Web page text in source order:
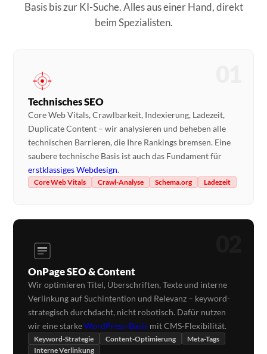
Basis bis zur KI-Suche. Alles aus einer Hand, direkt
beim Spezialisten.
Technisches SEO
Core Web Vitals, Crawlbarkeit, Indexierung, Ladezeit,
Duplicate Content – wir analysieren und beheben alle
technischen Barrieren, die Ihre Rankings bremsen. Eine
saubere technische Basis ist auch das Fundament für
erstklassiges Webdesign.
Core Web Vitals Crawl-Analyse Schema.org Ladezeit
OnPage SEO & Content
Wir optimieren Titel, Überschriften, Texte und interne
Verlinkung auf Suchintention und Relevanz – keyword-
strategisch durchdacht, nicht robotisch. Dafür nutzen
wir eine starkeWordPress-Basis mit CMS-Flexibilität.
Keyword-Strategie Content-Optimierung
Meta-Tags
Interne Verlinkung